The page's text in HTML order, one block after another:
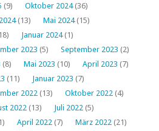
(9) Oktober 2024(36)
(13) Mai 2024(15)
Januar 2024(1)
2023 (5) September 2023 (2)
(8) Mai 2023 (10) April 2023 (7)
(11) Januar 2023 (7)
2022 (13) Oktober 2022 (4)
2022 (13) Juli 2022 (5)
April 2022 (7) März 2022 (21)